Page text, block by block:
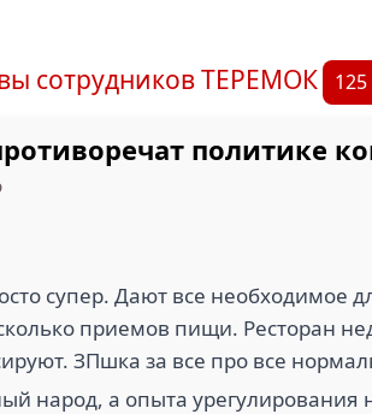
сотрудников ТЕРЕМОК
политике
супер. Дают все необходимое
приемов пищи. Ресторан
ЗПшка за все про все
народ, а опыта урегулирования